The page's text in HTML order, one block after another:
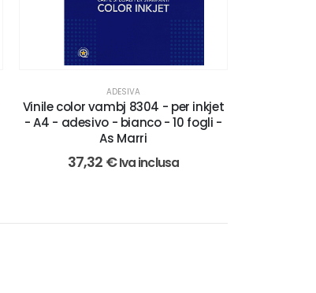
ADESIVA
Vinile color vambj 8304 - per inkjet
- A4 - adesivo - bianco - 10 fogli -
As Marri
37,32 €Iva inclusa